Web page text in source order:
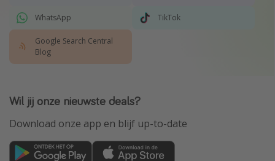
WhatsApp TikTok
Google Search Central
Blog
Wil jij onze nieuwste deals?
Download onze app en blijf up-to-date